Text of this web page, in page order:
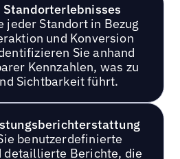
Standorterlebnisses
jeder Standort in Bezug
und Konversion
Sie anhand
Kennzahlen, was zu
Sichtbarkeit führt.
benutzerdefinierte
detaillierte Berichte, die